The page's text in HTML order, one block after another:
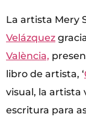
La artista Mery
Velázquez
València,
libro de artista, ‘
visual, la artista
escritura para